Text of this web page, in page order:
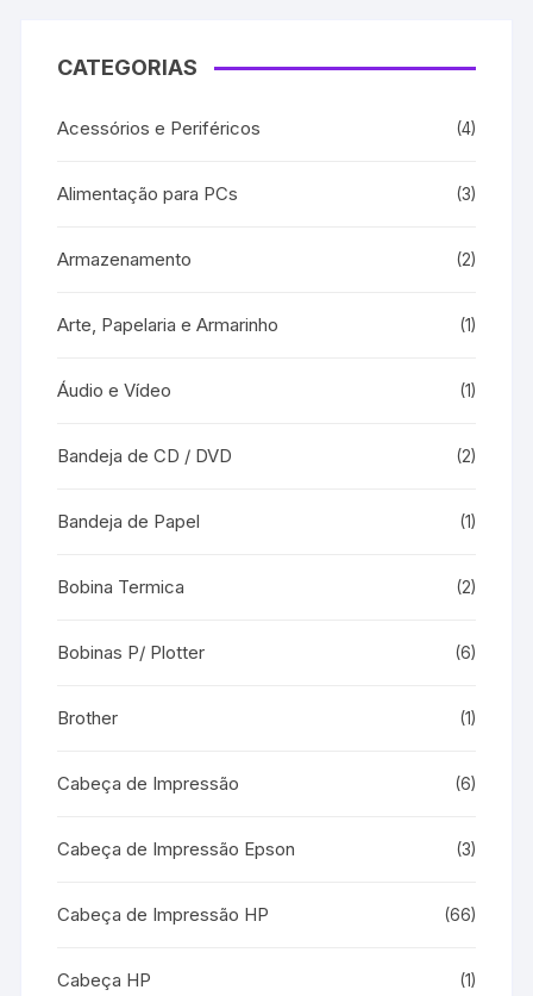
CATEGORIAS
Acessórios e Periféricos (4)
Alimentação para PCs (3)
Armazenamento (2)
Arte, Papelaria e Armarinho (1)
Áudio e Vídeo (1)
Bandeja de CD / DVD (2)
Bandeja de Papel (1)
Bobina Termica (2)
Bobinas P/ Plotter (6)
Brother (1)
Cabeça de Impressão (6)
Cabeça de Impressão Epson (3)
Cabeça de Impressão HP (66)
Cabeça HP (1)